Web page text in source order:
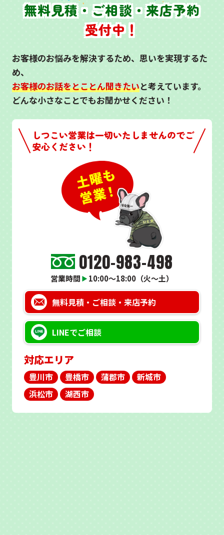
無料見積・ご相談・来店予約
受付中！
お客様のお悩みを解決するため、思いを実現するた
め、
お客様のお話をとことん聞きたいと考えています。
どんな小さなことでもお聞かせください！
しつこい営業は一切いたしませんのでご
安心ください！
0120-983-498
営業時間 ▶ 10:00～18:00（火～土）
無料見積・ ご相談・来店予約
LINEでご相談
対応エリア
豊川市 豊橋市 蒲郡市
新城市
浜松市
湖西市